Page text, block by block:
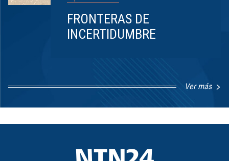
FRONTERAS DE
INCERTIDUMBRE
Ver más
1
8